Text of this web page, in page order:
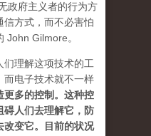
政府主义者的行为方
信方式，而不必害怕
John Gilmore。
们理解这项技术的工
而电子技术就不一样
更多的控制。这种控
碍人们去理解它，防
改变它。目前的状况